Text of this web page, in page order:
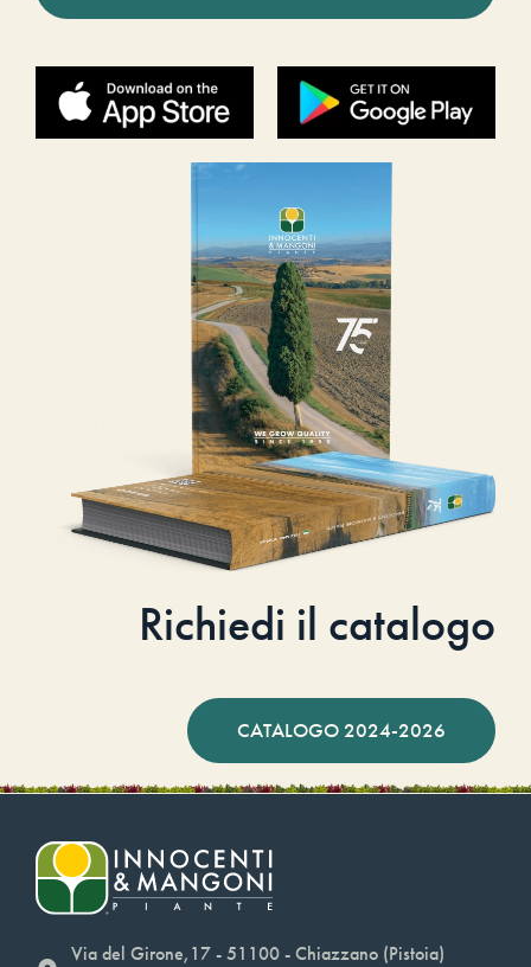
Richiedi il catalogo
CATALOGO 2024-2026
Via del Girone,17 - 51100 - Chiazzano (Pistoia)